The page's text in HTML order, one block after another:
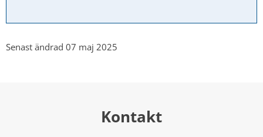
Senast ändrad 07 maj 2025
Kontakt